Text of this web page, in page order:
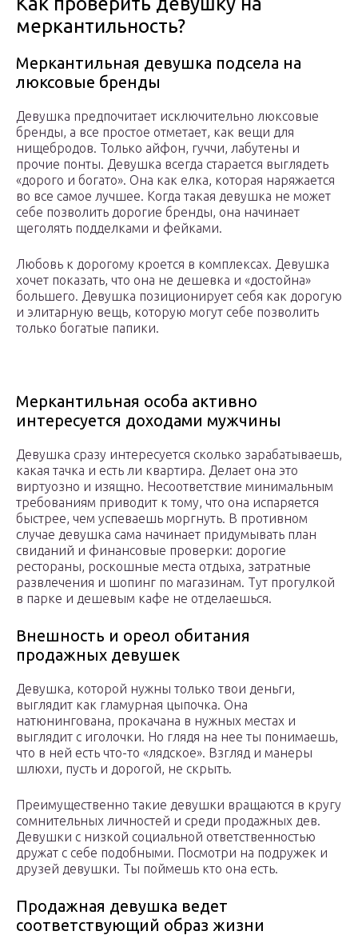
меркантильность?
Меркантильная девушка подсела на
люксовые бренды
Девушка предпочитает исключительно люксовые
бренды, а все простое отметает, как вещи для
нищебродов. Только айфон, гуччи, лабутены и
прочие понты. Девушка всегда старается выглядеть
«дорого и богато». Она как елка, которая наряжается
во все самое лучшее. Когда такая девушка не может
себе позволить дорогие бренды, она начинает
щеголять подделками и фейками.
Любовь к дорогому кроется в комплексах. Девушка
хочет показать, что она не дешевка и «достойна»
большего. Девушка позиционирует себя как дорогую
и элитарную вещь, которую могут себе позволить
только богатые папики.
Меркантильная особа активно
интересуется доходами мужчины
Девушка сразу интересуется сколько зарабатываешь,
какая тачка и есть ли квартира. Делает она это
виртуозно и изящно. Несоответствие минимальным
требованиям приводит к тому, что она испаряется
быстрее, чем успеваешь моргнуть. В противном
случае девушка сама начинает придумывать план
свиданий и финансовые проверки: дорогие
рестораны, роскошные места отдыха, затратные
развлечения и шопинг по магазинам. Тут прогулкой
в парке и дешевым кафе не отделаешься.
Внешность и ореол обитания
продажных девушек
Девушка, которой нужны только твои деньги,
выглядит как гламурная цыпочка. Она
натюнингована, прокачана в нужных местах и
выглядит с иголочки. Но глядя на нее ты понимаешь,
что в ней есть что-то «лядское». Взгляд и манеры
шлюхи, пусть и дорогой, не скрыть.
Преимущественно такие девушки вращаются в кругу
сомнительных личностей и среди продажных дев.
Девушки с низкой социальной ответственностью
дружат с себе подобными. Посмотри на подружек и
друзей девушки. Ты поймешь кто она есть.
Продажная девушка ведет
соответствующий образ жизни